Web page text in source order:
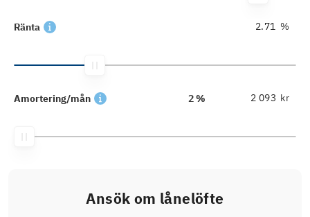
Ränta %
Amortering/mån 2 % kr
Ansök om lånelöfte